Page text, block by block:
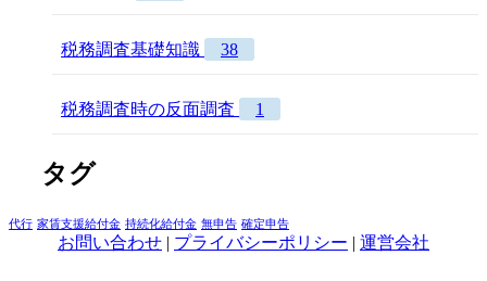
税務調査基礎知識 38
税務調査時の反面調査 1
タグ
代行 家賃支援給付金 持続化給付金 無申告 確定申告
お問い合わせ | プライバシーポリシー | 運営会社